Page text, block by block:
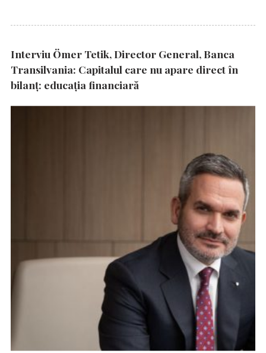
Interviu Ömer Tetik, Director General, Banca
Transilvania: Capitalul care nu apare direct în
bilanț: educația financiară